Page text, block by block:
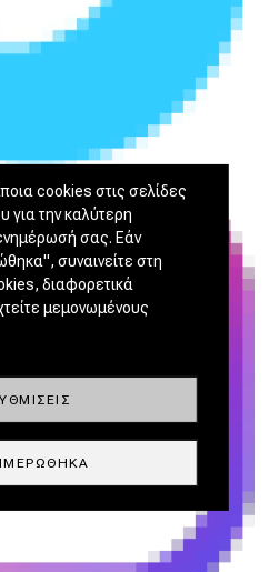
cookies στις σελίδες
για την καλύτερη
ενημέρωσή σας. Εάν
συναινείτε στη
διαφορετικά
μεμονωμένους